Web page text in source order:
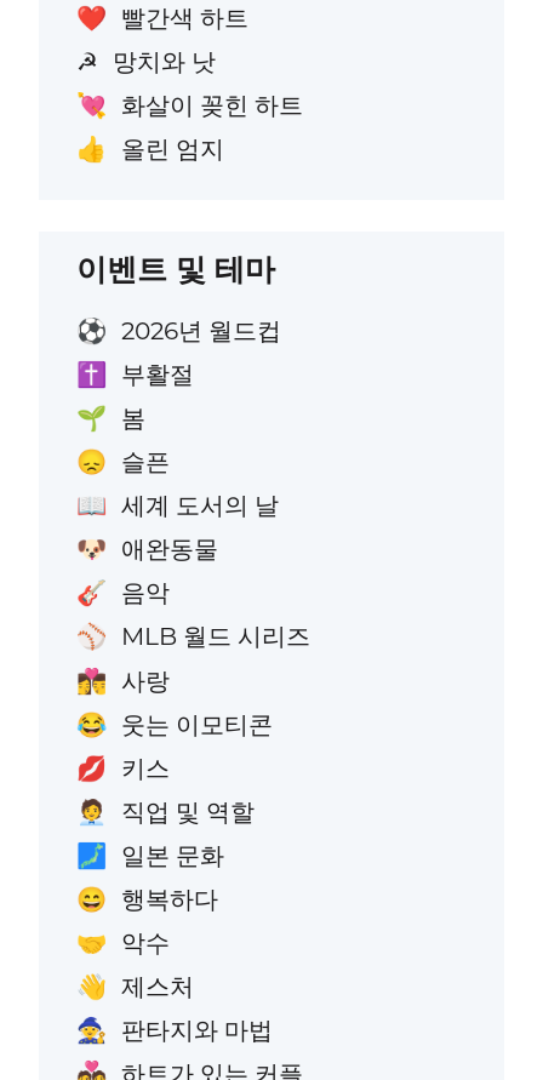
❤️ 빨간색 하트
☭ 망치와 낫
💘 화살이 꽂힌 하트
👍 올린 엄지
이벤트 및 테마
⚽ 2026년 월드컵
✝️ 부활절
🌱 봄
😞 슬픈
📖 세계 도서의 날
🐶 애완동물
🎸 음악
⚾ MLB 월드 시리즈
👩‍❤️‍💋‍👨 사랑
😂 웃는 이모티콘
💋 키스
🧑‍💼 직업 및 역할
🗾 일본 문화
😄 행복하다
🤝 악수
👋 제스처
🧙 판타지와 마법
하트가 있는 커플